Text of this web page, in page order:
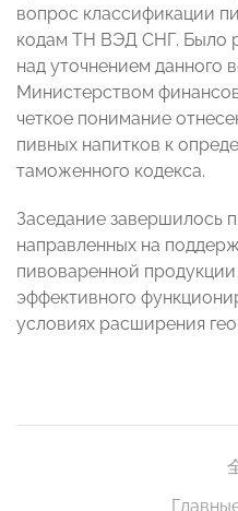
вопрос классификации
кодам ТН ВЭД СНГ. Было
над уточнением данного
Министерством
четкое понимание
пивных напитков к
таможенного кодекса.
Заседание завершилось
направленных на
пивоваренной
эффективного
условиях расширения